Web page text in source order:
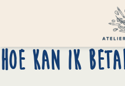
Hoe kan ik